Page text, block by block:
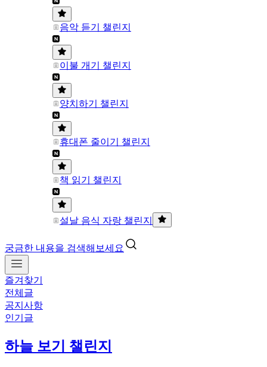
음악 듣기 챌린지
이불 개기 챌린지
양치하기 챌린지
휴대폰 줄이기 챌린지
책 읽기 챌린지
설날 음식 자랑 챌린지
궁금한 내용을 검색해보세요
즐겨찾기
전체글
공지사항
인기글
하늘 보기 챌린지